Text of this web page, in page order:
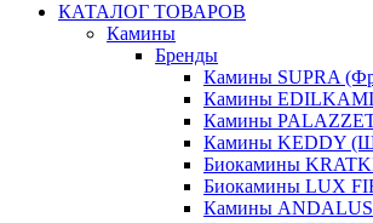
КАТАЛОГ ТОВАРОВ
Камины
Бренды
Камины SUPRA
Камины
Камины
Камины KEDDY
Биокамины
Биокамины LUX
Камины